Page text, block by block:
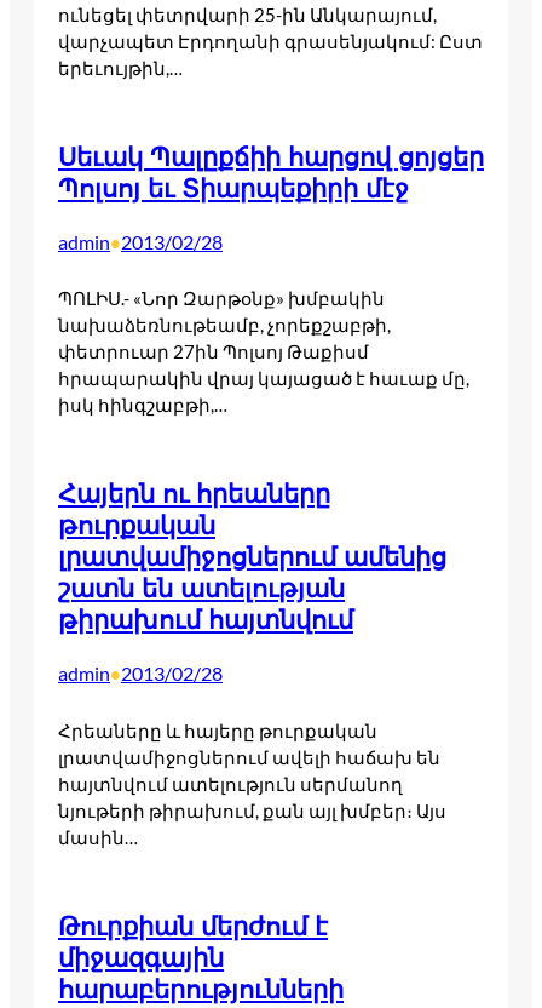
ունեցել փետրվարի 25-ին Անկարայում,
վարչապետ Էրդողանի գրասենյակում: Ըստ
երեւույթին,…
Սեւակ Պալըքճիի հարցով ցոյցեր
Պոլսոյ եւ Տիարպեքիրի մէջ
admin•2013/02/28
ՊՈԼԻՍ.- «Նոր Զարթօնք» խմբակին
նախաձեռնութեամբ, չորեքշաբթի,
փետրուար 27ին Պոլսոյ Թաքիսմ
հրապարակին վրայ կայացած է հաւաք մը,
իսկ հինգշաբթի,…
Հայերն ու հրեաները
թուրքական
լրատվամիջոցներում ամենից
շատն են ատելության
թիրախում հայտնվում
admin•2013/02/28
Հրեաները և հայերը թուրքական
լրատվամիջոցներում ավելի հաճախ են
հայտնվում ատելություն սերմանող
նյութերի թիրախում, քան այլ խմբեր։ Այս
մասին…
Թուրքիան մերժում է
միջազգային
հարաբերությունների